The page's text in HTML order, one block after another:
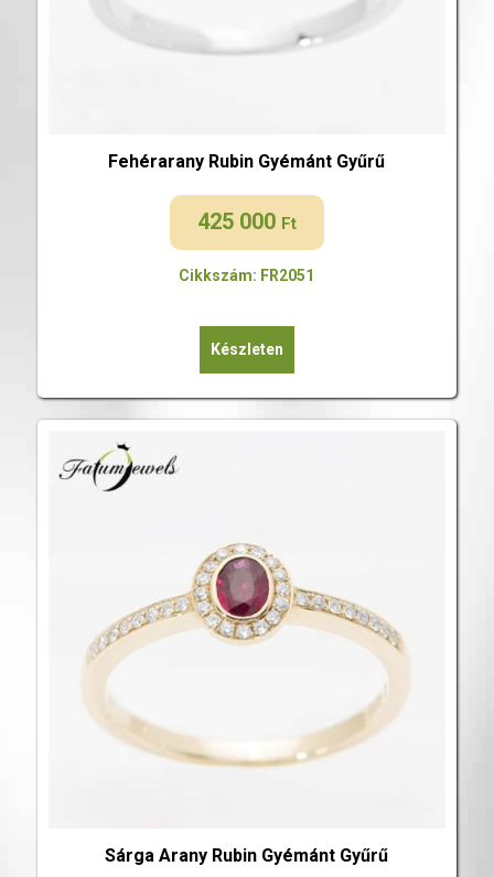
Fehérarany Rubin Gyémánt Gyűrű
425 000 Ft
Cikkszám: FR2051
Készleten
Sárga Arany Rubin Gyémánt Gyűrű